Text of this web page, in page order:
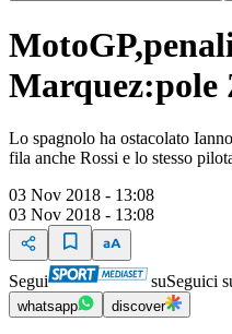
Marquez:pole
Lo spagnolo ha ostacolato
fila anche Rossi e lo stesso
03 Nov 2018 - 13:08
03 Nov 2018 - 13:08
Segui suSeguici
whatsapp discover